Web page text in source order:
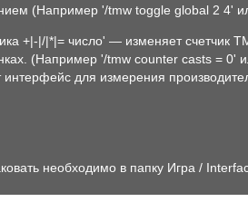
(Например '/tmw toggle global 2 4'
+|-|/|*|= число' — изменяет счетчик
(Например '/tmw counter casts =
интерфейс для измерения
необходимо в папку Игра /